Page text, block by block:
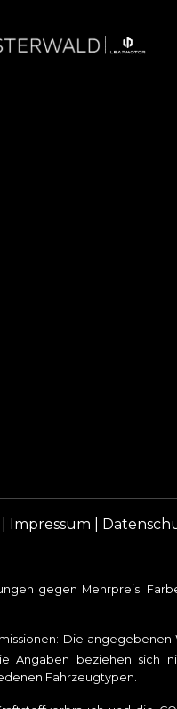
Impressum
gegen Mehrpreis.
Die angegebenen
Angaben beziehen sich
Fahrzeugtypen.